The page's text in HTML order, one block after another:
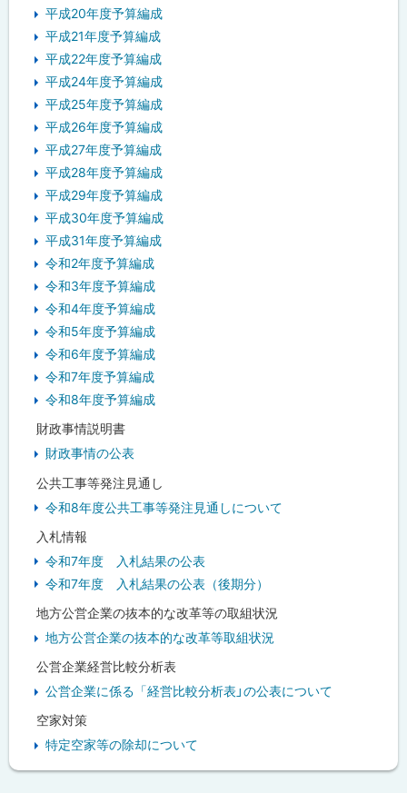
平成20年度予算編成
平成21年度予算編成
平成22年度予算編成
平成24年度予算編成
平成25年度予算編成
平成26年度予算編成
平成27年度予算編成
平成28年度予算編成
平成29年度予算編成
平成30年度予算編成
平成31年度予算編成
令和2年度予算編成
令和3年度予算編成
令和4年度予算編成
令和5年度予算編成
令和6年度予算編成
令和7年度予算編成
令和8年度予算編成
財政事情説明書
財政事情の公表
公共工事等発注見通し
令和8年度公共工事等発注見通しについて
入札情報
令和7年度 入札結果の公表
令和7年度 入札結果の公表（後期分）
地方公営企業の抜本的な改革等の取組状況
地方公営企業の抜本的な改革等取組状況
公営企業経営比較分析表
公営企業に係る「経営比較分析表」の公表について
空家対策
特定空家等の除却について